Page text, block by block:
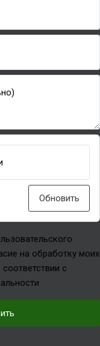
Обновить
на обработку моих
с